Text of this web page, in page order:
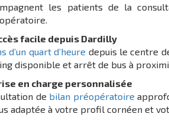
les patients de la
facile depuis Dardilly
d’un quart d’heure depuis le centre
disponible et arrêt de bus à
en charge personnalisée
de bilan préopératoire
adaptée à votre profil cornéen et